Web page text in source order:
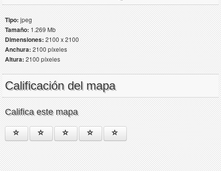
Tipo:jpeg
Tamaño:1.269 Mb
Dimensiones:2100 x 2100
Anchura:2100 píxeles
Altura:2100 píxeles
Calificación del mapa
Califica este mapa